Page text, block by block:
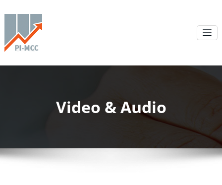
Video & Audio